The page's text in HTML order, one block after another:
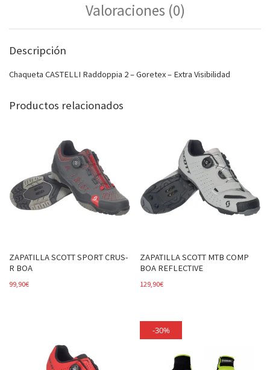
Valoraciones (0)
Descripción
Chaqueta CASTELLI Raddoppia 2 – Goretex – Extra Visibilidad
Productos relacionados
ZAPATILLA SCOTT SPORT CRUS-
R BOA
99,90€
ZAPATILLA SCOTT MTB COMP
BOA REFLECTIVE
129,90€
-30%